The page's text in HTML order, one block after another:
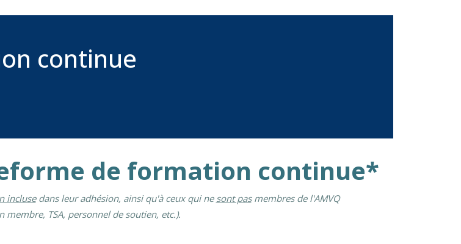
continue
de formation continue*
inclusedans leur adhésion, ainsi qu'à ceux qui ne sont pasmembres de l'AMVQ
membre, TSA, personnel de soutien, etc.).